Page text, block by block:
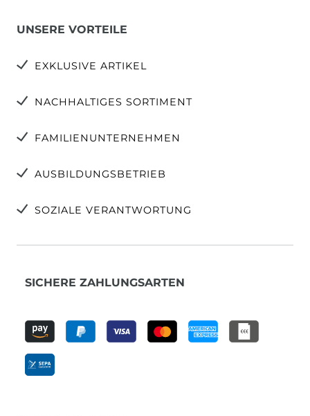
UNSERE VORTEILE
EXKLUSIVE ARTIKEL
NACHHALTIGES SORTIMENT
FAMILIENUNTERNEHMEN
AUSBILDUNGSBETRIEB
SOZIALE VERANTWORTUNG
SICHERE ZAHLUNGSARTEN